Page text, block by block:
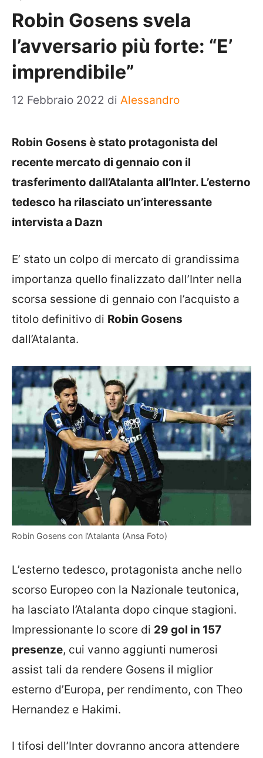
Robin Gosens svela
l’avversario più forte: “E’
imprendibile”
12 Febbraio 2022 di Alessandro
Robin Gosens è stato protagonista del
recente mercato di gennaio con il
trasferimento dall’Atalanta all’Inter. L’esterno
tedesco ha rilasciato un’interessante
intervista a Dazn
E’ stato un colpo di mercato di grandissima
importanza quello finalizzato dall’Inter nella
scorsa sessione di gennaio con l’acquisto a
titolo definitivo di Robin Gosens
dall’Atalanta.
Robin Gosens con l’Atalanta (Ansa Foto)
L’esterno tedesco, protagonista anche nello
scorso Europeo con la Nazionale teutonica,
ha lasciato l’Atalanta dopo cinque stagioni.
Impressionante lo score di 29 gol in 157
presenze, cui vanno aggiunti numerosi
assist tali da rendere Gosens il miglior
esterno d’Europa, per rendimento, con Theo
Hernandez e Hakimi.
I tifosi dell’Inter dovranno ancora attendere